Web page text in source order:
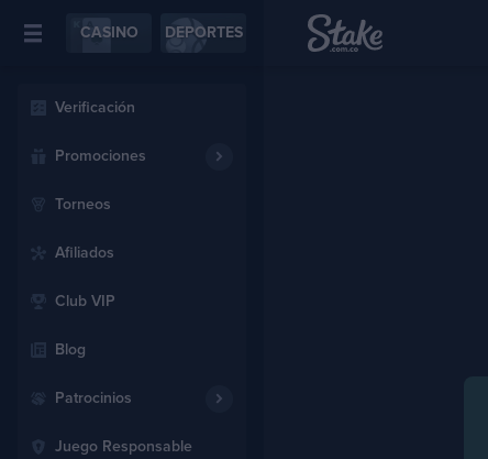
CASINO DEPORTES
Verificación
Promociones
Torneos
Afiliados
Club VIP
Blog
Patrocinios
Juego Responsable